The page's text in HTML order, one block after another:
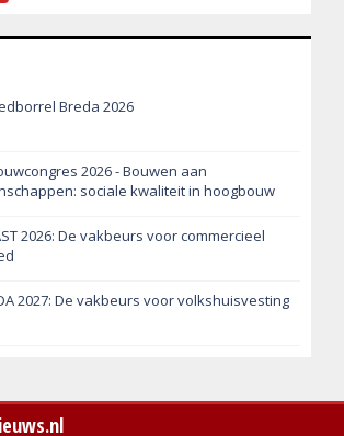
Breda 2026
2026 - Bouwen aan
sociale kwaliteit in hoogbouw
2026: De vakbeurs voor commercieel
2027: De vakbeurs voor volkshuisvesting